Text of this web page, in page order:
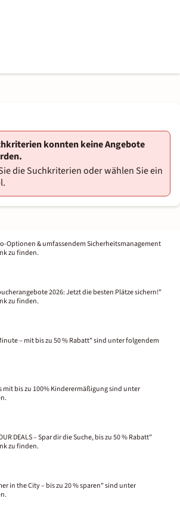
konnten keine Angebote
die Suchkriterien oder wählen Sie ein
Optionen & umfassendem Sicherheitsmanagement
zu finden.
2026: Jetzt die besten Plätze sichern!"
zu finden.
– mit bis zu 50 % Rabatt" sind unter folgendem
mit bis zu 100% Kinderermäßigung sind unter
DEALS – Spar dir die Suche, bis zu 50 % Rabatt"
zu finden.
in the City – bis zu 20 % sparen" sind unter